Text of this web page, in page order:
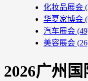
化妆品展会
华夏家博会
汽车展会
美容展会
2026广州